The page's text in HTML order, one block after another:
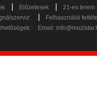
Előzetesek
21-es terem
Felhasználói
Email: